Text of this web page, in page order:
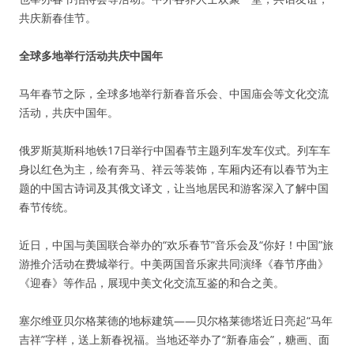
共庆新春佳节。
全球多地举行活动共庆中国年
马年春节之际，全球多地举行新春音乐会、中国庙会等文化交流
活动，共庆中国年。
俄罗斯莫斯科地铁17日举行中国春节主题列车发车仪式。列车车
身以红色为主，绘有奔马、祥云等装饰，车厢内还有以春节为主
题的中国古诗词及其俄文译文，让当地居民和游客深入了解中国
春节传统。
近日，中国与美国联合举办的“欢乐春节”音乐会及“你好！中国”旅
游推介活动在费城举行。中美两国音乐家共同演绎《春节序曲》
《迎春》等作品，展现中美文化交流互鉴的和合之美。
塞尔维亚贝尔格莱德的地标建筑——贝尔格莱德塔近日亮起“马年
吉祥”字样，送上新春祝福。当地还举办了“新春庙会”，糖画、面